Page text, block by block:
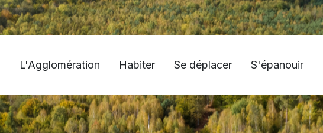
L'Agglomération Habiter Se déplacer S'épanouir